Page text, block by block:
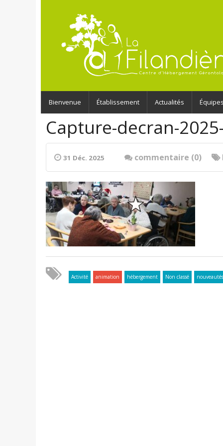
Bienvenue Établissement Actualités Équipes
Capture-decran-
31 Déc. 2025 commentaire (0)
Activité animation hébergement Non classé nouveautés